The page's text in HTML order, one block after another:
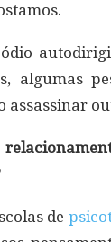
algumas
assassinar
de